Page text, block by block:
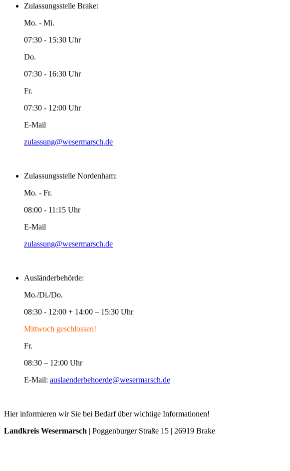
Zulassungsstelle Brake:
Mo. - Mi.
07:30 - 15:30 Uhr
Do.
07:30 - 16:30 Uhr
Fr.
07:30 - 12:00 Uhr
E-Mail
zulassung@wesermarsch.de
Zulassungsstelle Nordenham:
Mo. - Fr.
08:00 - 11:15 Uhr
E-Mail
zulassung@wesermarsch.de
Ausländerbehörde:
Mo./Di./Do.
08:30 - 12:00 + 14:00 – 15:30 Uhr
Mittwoch geschlossen!
Fr.
08:30 – 12:00 Uhr
E-Mail: auslaenderbehoerde@wesermarsch.de
Hier informieren wir Sie bei Bedarf über wichtige Informationen!
Landkreis Wesermarsch | Poggenburger Straße 15 | 26919 Brake